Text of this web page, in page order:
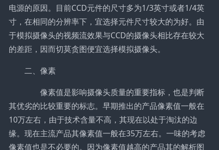
电源的原因。目前CCD元件的尺寸多为1/3英寸或者1/4英
寸，在相同的分辨率下，宜选择元件尺寸较大的为好。由
于模拟摄像头的视频流效果与CCD的摄像头相比存在较大
的差距，因而切莫贪图便宜选择模拟摄像头。
二、像素
像素值是影响摄像头质量的重要指标，也是判断
其优劣的比较重要的标志。早期推出的产品像素值一般在
10万左右，由于技术含量不高，其现在以处于淘汰的边
缘。现在主流产品其像素值一般在35万左右。一味的考虑
像素值也是不必要的。因为像素值越高的产品其的解析图